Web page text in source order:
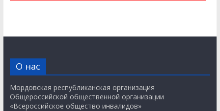
О нас
Мордовская республиканская организация
Общероссийской общественной организации
«Всероссийское общество инвалидов»